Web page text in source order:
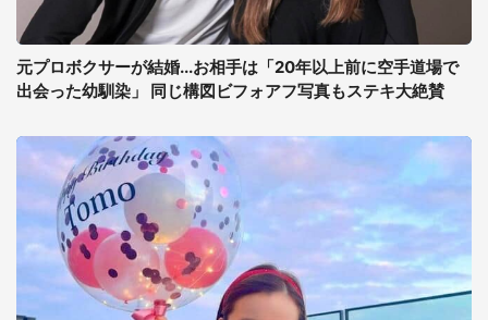
元プロボクサーが結婚...お相手は「20年以上前に空手道場で
出会った幼馴染」 同じ構図ビフォアフ写真もステキ大絶賛